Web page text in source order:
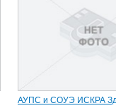
АУПС и СОУЭ ИСКРА